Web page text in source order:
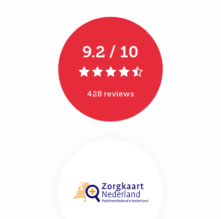
9.2 / 10
428 reviews